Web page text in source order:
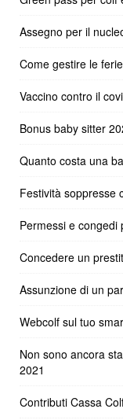
Assegno per il
Come gestire le
Vaccino contro il
Bonus baby sitter
Quanto costa una
Festività soppresse
Permessi e congedi
Concedere un
Assunzione di un
Webcolf sul tuo
Non sono ancora
2021
Contributi Cassa